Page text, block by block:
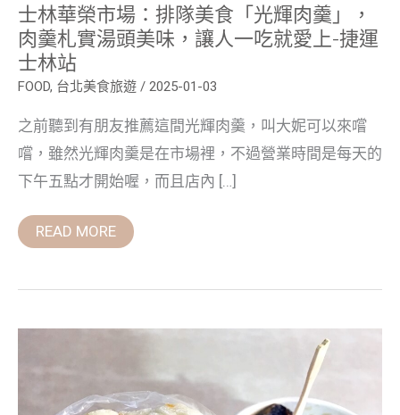
士林華榮市場：排隊美食「光輝肉羹」，
肉羹札實湯頭美味，讓人一吃就愛上-捷運
士林站
FOOD, 台北美食旅遊 / 2025-01-03
之前聽到有朋友推薦這間光輝肉羹，叫大妮可以來嚐
嚐，雖然光輝肉羹是在市場裡，不過營業時間是每天的
下午五點才開始喔，而且店內 […]
羹
札
實
湯
頭
美
讓
人
一
吃
就
捷
運
站
READ MORE
華